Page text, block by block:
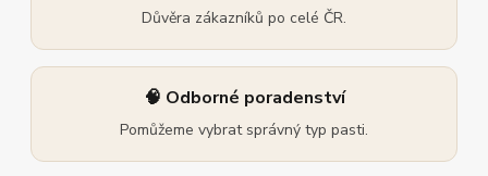
Důvěra zákazníků po celé ČR.
🧠 Odborné poradenství
Pomůžeme vybrat správný typ pasti.